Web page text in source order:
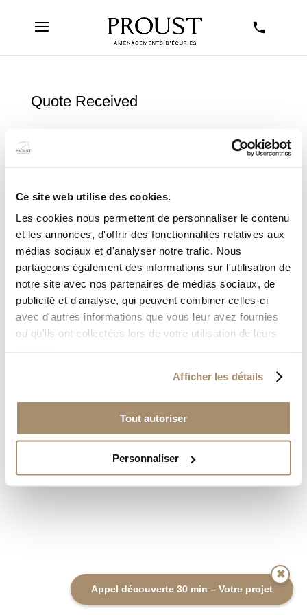
Appel découverte 30 min – Votre projet
Ce site web utilise des cookies.
Les cookies nous permettent de personnaliser le contenu
et les annonces, d'offrir des fonctionnalités relatives aux
médias sociaux et d'analyser notre trafic. Nous
partageons également des informations sur l'utilisation de
notre site avec nos partenaires de médias sociaux, de
publicité et d'analyse, qui peuvent combiner celles-ci
avec d'autres informations que vous leur avez fournies
ou qu'ils ont collectées lors de votre utilisation de leurs
Afficher les détails
Tout autoriser
Personnaliser
Quote Received
La boutique
✖